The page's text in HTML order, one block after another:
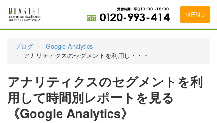
MENU
料金表
実績・お客様の声
初めて導入をお考えの方
代理店の乗り換えをお考えの方
ブログ
Google Analytics
アナリティクスのセグメントを利用し・・・
アナリティクスのセグメントを利
用して時間別レポートを見る
《Google Analytics》